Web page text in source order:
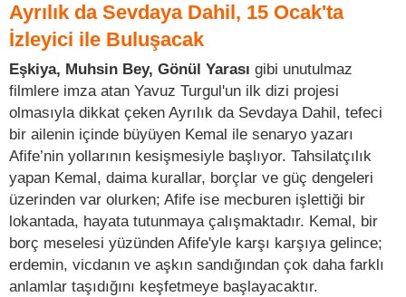
Ayrılık da Sevdaya Dahil, 15 Ocak'ta
İzleyici ile Buluşacak
Eşkiya, Muhsin Bey, Gönül Yarası gibi unutulmaz
filmlere imza atan Yavuz Turgul'un ilk dizi projesi
olmasıyla dikkat çeken Ayrılık da Sevdaya Dahil, tefeci
bir ailenin içinde büyüyen Kemal ile senaryo yazarı
Afife’nin yollarının kesişmesiyle başlıyor. Tahsilatçılık
yapan Kemal, daima kurallar, borçlar ve güç dengeleri
üzerinden var olurken; Afife ise mecburen işlettiği bir
lokantada, hayata tutunmaya çalışmaktadır. Kemal, bir
borç meselesi yüzünden Afife'yle karşı karşıya gelince;
erdemin, vicdanın ve aşkın sandığından çok daha farklı
anlamlar taşıdığını keşfetmeye başlayacaktır.